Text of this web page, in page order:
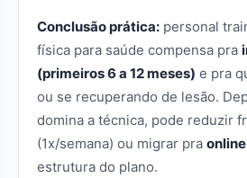
Conclusão prática: personal
física para saúde compensa pra
(primeiros 6 a 12 meses) e pra
ou se recuperando de lesão.
domina a técnica, pode reduzir
(1x/semana) ou migrar pra online
estrutura do plano.